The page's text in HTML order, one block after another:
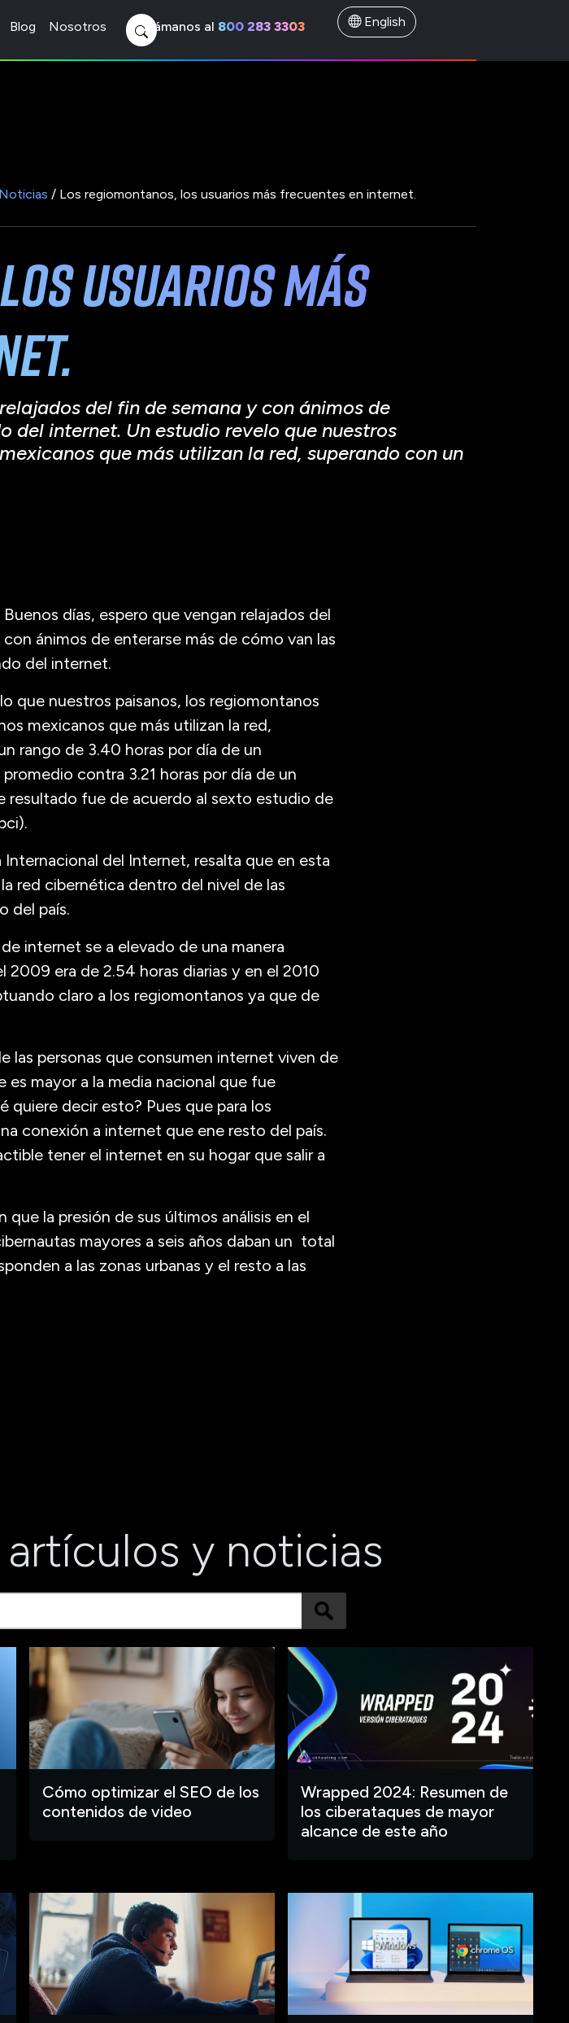
Blog Nosotros Llámanos al 800 283 3303 English
Noticias / Los regiomontanos, los usuarios más frecuentes en internet.
usuarios más
del fin de semana y con ánimos de
del internet. Un estudio revelo que nuestros
que más utilizan la red, superando con un
días, espero que vengan relajados del
ánimos de enterarse más de cómo van las
del internet.
que nuestros paisanos, los regiomontanos
mexicanos que más utilizan la red,
rango de 3.40 horas por día de un
contra 3.21 horas por día de un
fue de acuerdo al sexto estudio de
Internacional del Internet, resalta que en esta
red cibernética dentro del nivel de las
del país.
internet se a elevado de una manera
era de 2.54 horas diarias y en el 2010
claro a los regiomontanos ya que de
las personas que consumen internet viven de
mayor a la media nacional que fue
quiere decir esto? Pues que para los
conexión a internet que ene resto del país.
tener el internet en su hogar que salir a
que la presión de sus últimos análisis en el
mayores a seis años daban un total
a las zonas urbanas y el resto a las
artículos y noticias
Cómo optimizar el SEO de los
contenidos de video
Wrapped 2024: Resumen de
los ciberataques de mayor
alcance de este año